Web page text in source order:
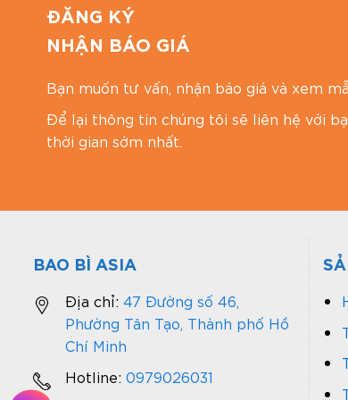
ĐĂNG KÝ
NHẬN BÁO GIÁ
Bạn muốn tư vấn, nhận báo giá và xem
Để lại thông tin chúng tôi sẽ liên hệ với
thời gian sớm nhất.
BAO BÌ ASIA
Địa chỉ: 47 Đường số 46,
Phường Tân Tạo, Thành phố Hồ
Chí Minh
Hotline: 0979026031